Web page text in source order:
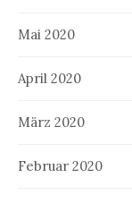
Mai 2020
April 2020
März 2020
Februar 2020